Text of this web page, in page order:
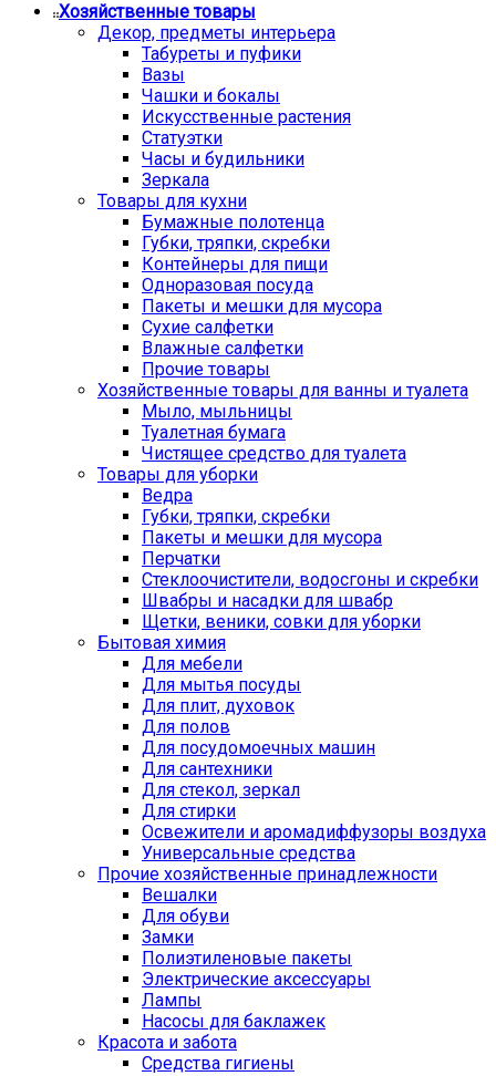
Хозяйственные товары
Декор, предметы интерьера
Табуреты и пуфики
Вазы
Чашки и бокалы
Искусственные растения
Статуэтки
Часы и будильники
Зеркала
Товары для кухни
Бумажные полотенца
Губки, тряпки, скребки
Контейнеры для пищи
Одноразовая посуда
Пакеты и мешки для мусора
Сухие салфетки
Влажные салфетки
Прочие товары
Хозяйственные товары для ванны и туалета
Мыло, мыльницы
Туалетная бумага
Чистящее средство для туалета
Товары для уборки
Ведра
Губки, тряпки, скребки
Пакеты и мешки для мусора
Перчатки
Стеклоочистители, водосгоны и скребки
Швабры и насадки для швабр
Щетки, веники, совки для уборки
Бытовая химия
Для мебели
Для мытья посуды
Для плит, духовок
Для полов
Для посудомоечных машин
Для сантехники
Для стекол, зеркал
Для стирки
Освежители и аромадиффузоры воздуха
Универсальные средства
Прочие хозяйственные принадлежности
Вешалки
Для обуви
Замки
Полиэтиленовые пакеты
Электрические аксессуары
Лампы
Насосы для баклажек
Красота и забота
Средства гигиены